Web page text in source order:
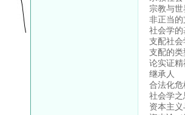
宗教与世
非正当
社会学
支配社会
支配的类
论实证精
继承人
合法化危
社会学之
资本主